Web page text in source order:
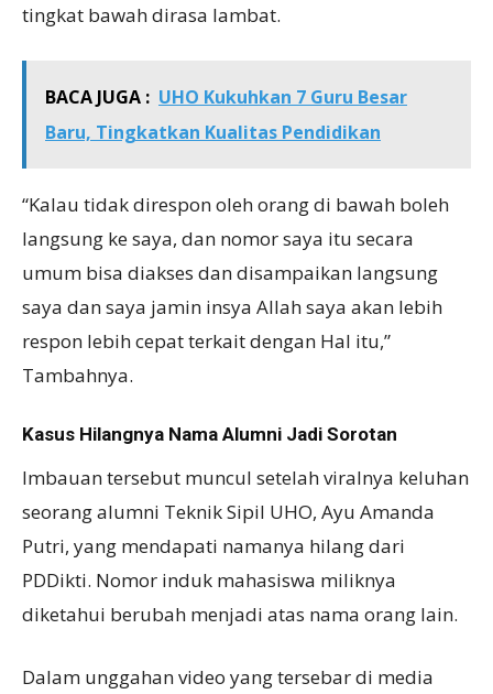
tingkat bawah dirasa lambat.
BACA JUGA : UHO Kukuhkan 7 Guru Besar
Baru, Tingkatkan Kualitas Pendidikan
“Kalau tidak direspon oleh orang di bawah boleh
langsung ke saya, dan nomor saya itu secara
umum bisa diakses dan disampaikan langsung
saya dan saya jamin insya Allah saya akan lebih
respon lebih cepat terkait dengan Hal itu,”
Tambahnya.
Kasus Hilangnya Nama Alumni Jadi Sorotan
Imbauan tersebut muncul setelah viralnya keluhan
seorang alumni Teknik Sipil UHO, Ayu Amanda
Putri, yang mendapati namanya hilang dari
PDDikti. Nomor induk mahasiswa miliknya
diketahui berubah menjadi atas nama orang lain.
Dalam unggahan video yang tersebar di media